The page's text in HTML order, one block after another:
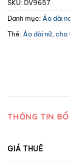
SKU: DV9657
Danh mục: Áo dài
Thẻ: Áo dài nữ, cho
THÔNG TIN
GIÁ THUÊ